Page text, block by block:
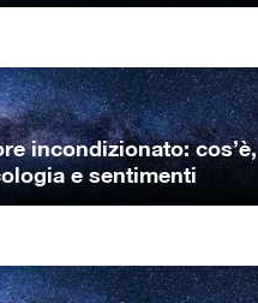
incondizionato: cos’è,
e sentimenti